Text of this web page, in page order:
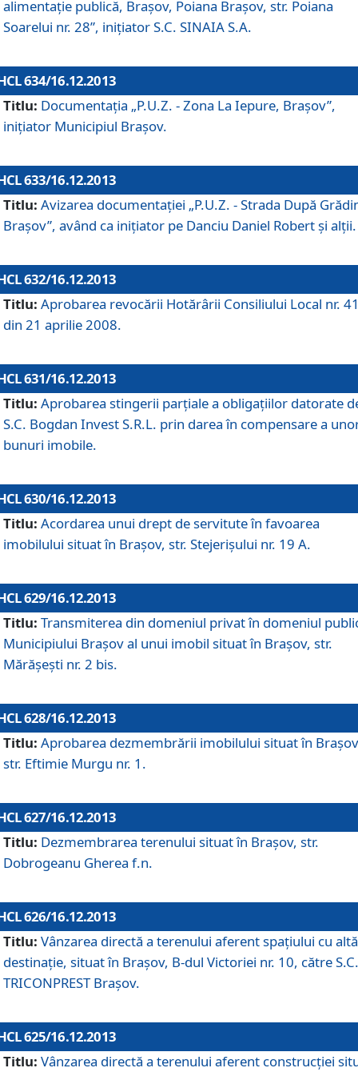
alimentaţie publică, Braşov, Poiana Braşov, str. Poiana
Soarelui nr. 28”, iniţiator S.C. SINAIA S.A.
634/16.12.2013
Titlu: Documentaţia „P.U.Z. - Zona La Iepure, Braşov”,
iniţiator Municipiul Braşov.
633/16.12.2013
Titlu: Avizarea documentaţiei „P.U.Z. - Strada După
Braşov”, având ca iniţiator pe Danciu Daniel Robert şi alţii.
632/16.12.2013
Titlu: Aprobarea revocării Hotărârii Consiliului Local nr.
din 21 aprilie 2008.
631/16.12.2013
Titlu: Aprobarea stingerii parţiale a obligaţiilor datorate
S.C. Bogdan Invest S.R.L. prin darea în compensare a
bunuri imobile.
630/16.12.2013
Titlu: Acordarea unui drept de servitute în favoarea
imobilului situat în Braşov, str. Stejerişului nr. 19 A.
629/16.12.2013
Titlu: Transmiterea din domeniul privat în domeniul
Municipiului Braşov al unui imobil situat în Braşov, str.
Mărăşeşti nr. 2 bis.
628/16.12.2013
Titlu: Aprobarea dezmembrării imobilului situat în
str. Eftimie Murgu nr. 1.
627/16.12.2013
Titlu: Dezmembrarea terenului situat în Braşov, str.
Dobrogeanu Gherea f.n.
626/16.12.2013
Titlu: Vânzarea directă a terenului aferent spaţiului cu altă
destinaţie, situat în Braşov, B-dul Victoriei nr. 10, către S.C.
TRICONPREST Braşov.
625/16.12.2013
Titlu: Vânzarea directă a terenului aferent construcţiei